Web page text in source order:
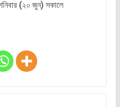
(২০ জুন) সকালে